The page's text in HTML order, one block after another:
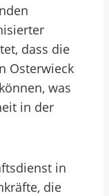
dass die
Osterwieck
was
in der
in
die